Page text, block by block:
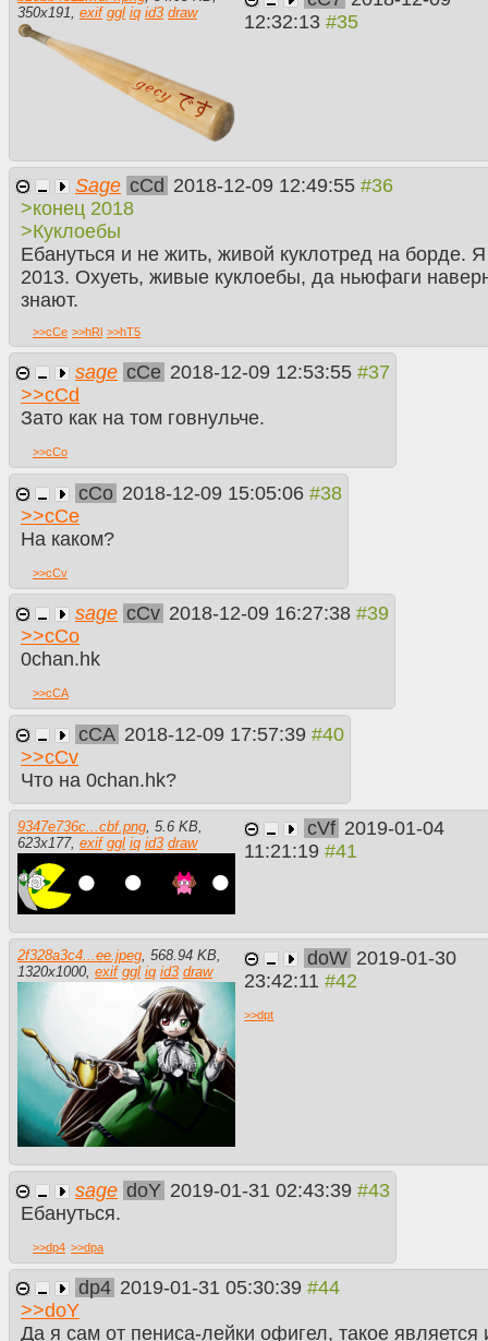
350x191, exif ggl iq id3 draw
12:32:13
Sage cCd 2018-12-09 12:49:55
>конец 2018
>Куклоебы
Ебануться и не жить, живой куклотред на
2013. Охуеть, живые куклоебы, да ньюфаги
знают.
>>cCe >>hRl >>hT5
sage cCe 2018-12-09 12:53:55
>>cCd
Зато как на том говнульче.
>>cCo
cCo 2018-12-09 15:05:06
>>cCe
На каком?
>>cCv
sage cCv 2018-12-09 16:27:38
>>cCo
0chan.hk
>>cCA
cCA 2018-12-09 17:57:39
>>cCv
Что на 0chan.hk?
9347e736c...cbf.png 5.6 KB
623x177, exif ggl iq id3 draw
cVf 2019-01-04
11:21:19
2f328a3c4...ee.jpeg 568.94 KB
1320x1000 exif ggl iq id3 draw
doW 2019-01-30
23:42:11
>>dpt
sage doY 2019-01-31 02:43:39
Ебануться.
>>dp4 >>dpa
dp4 2019-01-31 05:30:39
>>doY
Да я сам от пениса-лейки офигел, такое